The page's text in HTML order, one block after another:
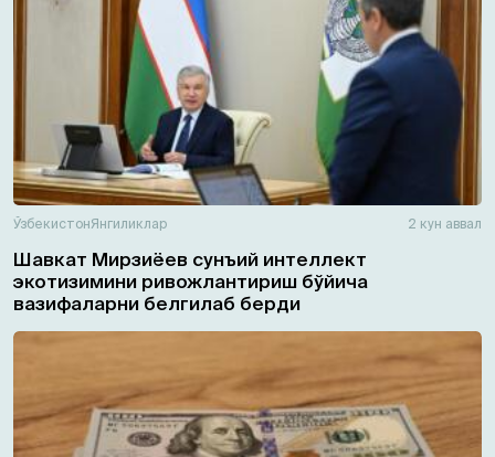
ЎзбекистонЯнгиликлар 2 кун аввал
Шавкат Мирзиёев сунъий интеллект
экотизимини ривожлантириш бўйича
вазифаларни белгилаб берди